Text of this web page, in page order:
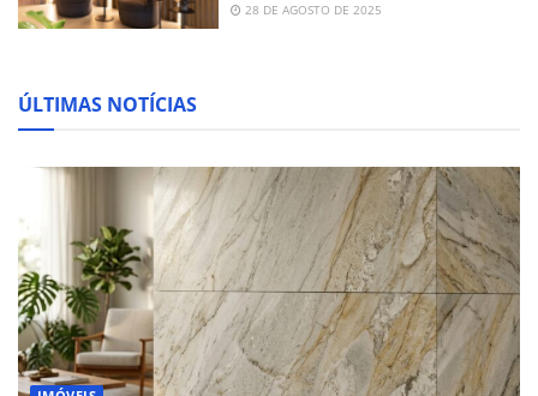
28 DE AGOSTO DE 2025
ÚLTIMAS NOTÍCIAS